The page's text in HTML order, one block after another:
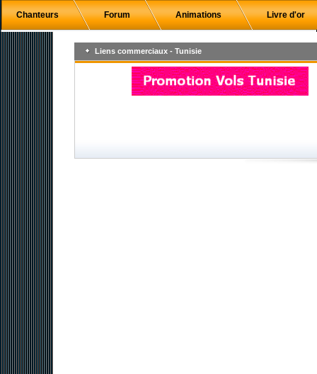
Chanteurs Forum Animations Livre d'or
Liens commerciaux - Tunisie